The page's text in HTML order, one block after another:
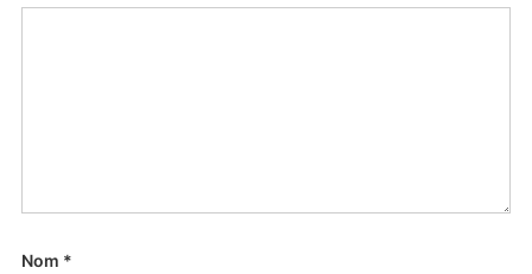
Nom *